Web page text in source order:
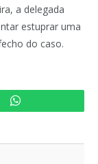
a delegada
estuprar uma
do caso.
WhatsApp